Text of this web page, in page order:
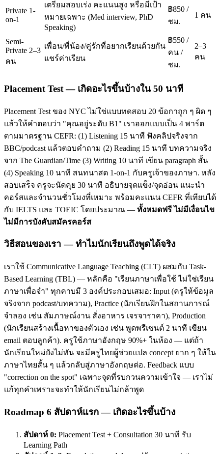
Private 1-
on-1
เตรียมสอบเร่ง คะแนนสูง หรือมีเป้า
หมายเฉพาะ (Med interview, PhD
Speaking)
฿850 /
ชม.
1 คน
Semi-
Private 2–3
คน
เพื่อน/พี่น้อง/คู่รักที่อยากเรียนด้วยกัน
แชร์ค่าเรียน
฿550 /
คน /
ชม.
2–3
คน
Placement Test — เกิดอะไรขึ้นบ้างใน 50 นาที
Placement Test ของ NYC ไม่ใช่แบบทดสอบ 20 ข้อกาถูก ๆ ผิด ๆ
แล้วให้คำตอบว่า "คุณอยู่ระดับ B1" เราออกแบบเป็น 4 พาร์ต
ตามมาตรฐาน CEFR: (1) Listening 15 นาที ฟังคลิปจริงจาก
BBC/podcast แล้วตอบคำถาม (2) Reading 15 นาที บทความจริง
จาก The Guardian/Time (3) Writing 10 นาที เขียน paragraph สั้น
(4) Speaking 10 นาที สนทนาสด 1-on-1 กับครูเจ้าของภาษา. หลัง
สอบเสร็จ ครูจะนัดคุย 30 นาที อธิบายจุดแข็ง/จุดอ่อน แนะนำ
คอร์สและจำนวนชั่วโมงที่เหมาะ พร้อมคะแนน CEFR ที่เทียบได้
กับ IELTS และ TOEIC โดยประมาณ — ทั้งหมดฟรี ไม่มีเงื่อนไข
ไม่มีการบังคับสมัครคอร์ส
วิธีสอนของเรา — ทำไมนักเรียนถึงพูดได้จริง
เราใช้ Communicative Language Teaching (CLT) ผสมกับ Task-
Based Learning (TBL) — หลักคือ "เรียนภาษาเพื่อใช้ ไม่ใช่เรียน
ภาษาเพื่อจำ" ทุกคาบมี 3 องค์ประกอบเสมอ: Input (ครูให้ข้อมูล
จริงจาก podcast/บทความ), Practice (นักเรียนฝึกในสถานการณ์
จำลอง เช่น สัมภาษณ์งาน สั่งอาหาร เจรจาราคา), Production
(นักเรียนสร้างเนื้อหาของตัวเอง เช่น พูดพรีเซนต์ 2 นาที เขียน
email ตอบลูกค้า). ครูใช้ภาษาอังกฤษ 90%+ ในห้อง — แต่ถ้า
นักเรียนใหม่ยังไม่ทัน จะมีครูไทยผู้ช่วยแปล concept ยาก ๆ ให้ใน
ภาษาไทยสั้น ๆ แล้วกลับสู่ภาษาอังกฤษต่อ. Feedback แบบ
"correction on the spot" เฉพาะจุดที่รบกวนความเข้าใจ — เราไม่
แก้ทุกคำเพราะจะทำให้นักเรียนไม่กล้าพูด
Roadmap 6 สัปดาห์แรก — เกิดอะไรขึ้นบ้าง
สัปดาห์ 0: Placement Test + Consultation 30 นาที รับ
Learning Path